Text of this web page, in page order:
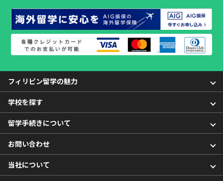
フィリピン留学の魅力
学校を探す
留学手続きについて
お問い合わせ
当社について